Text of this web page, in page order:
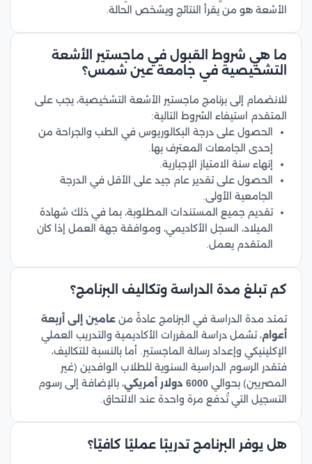
الأشعة هو من يقرأ النتائج ويشخص الحالة.
ما هي شروط القبول في ماجستير الأشعة
التشخيصية في جامعة عين شمس؟
للانضمام إلى برنامج ماجستير الأشعة التشخيصية، يجب على
المتقدم استيفاء الشروط التالية:
الحصول على درجة البكالوريوس في الطب والجراحة من
إحدى الجامعات المعترف بها.
إنهاء سنة الامتياز الإجبارية.
الحصول على تقدير عام جيد على الأقل في الدرجة
الجامعية الأولى.
تقديم جميع المستندات المطلوبة، بما في ذلك شهادة
الميلاد، السجل الأكاديمي، وموافقة جهة العمل إذا كان
المتقدم يعمل.
كم تبلغ مدة الدراسة وتكاليف البرنامج؟
تمتد مدة الدراسة في البرنامج عادةً من عامين إلى أربعة
أعوام، تشمل دراسة المقررات الأكاديمية والتدريب العملي
الإكلينيكي وإعداد رسالة الماجستير. أما بالنسبة للتكاليف،
فتقدر الرسوم الدراسية السنوية للطلاب الوافدين (غير
المصريين) بحوالي 6000 دولار أمريكي
، بالإضافة إلى رسوم
التسجيل التي تُدفع مرة واحدة عند الالتحاق.
هل يوفر البرنامج تدريبًا عمليًا كافيًا؟